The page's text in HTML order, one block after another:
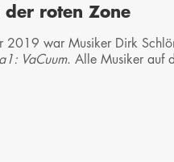
roten Zone
2019 war Musiker Dirk
VaCuum. Alle Musiker auf